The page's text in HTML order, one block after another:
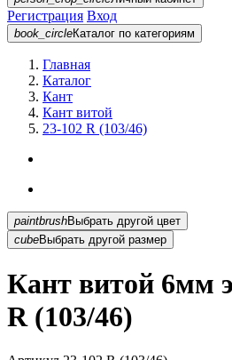
Регистрация Вход
book_circleКаталог по категориям
Главная
Каталог
Кант
Кант витой
23-102 R (103/46)
paintbrush
Выбрать другой цвет
cubeВыбрать другой размер
Кант витой 6мм
R (103/46)